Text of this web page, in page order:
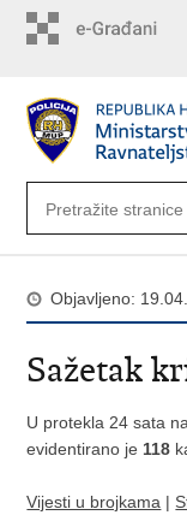
Objavljeno:
Sažetak
U protekla 24 sata
evidentirano je 118
Vijesti u brojkama |